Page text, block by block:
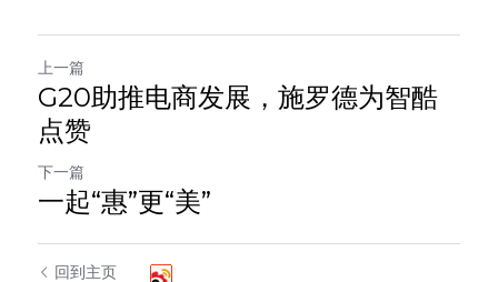
上一篇
G20助推电商发展，施罗德为智酷
点赞
下一篇
一起“惠”更“美”
回到主页